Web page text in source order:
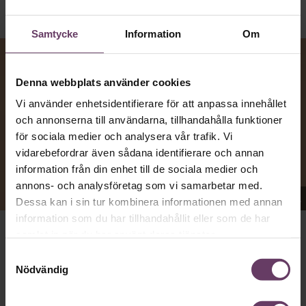
Samtycke Information Om
Denna webbplats använder cookies
Vi använder enhetsidentifierare för att anpassa innehållet
och annonserna till användarna, tillhandahålla funktioner
för sociala medier och analysera vår trafik. Vi
vidarebefordrar även sådana identifierare och annan
information från din enhet till de sociala medier och
annons- och analysföretag som vi samarbetar med.
Dessa kan i sin tur kombinera informationen med annan
information som du har tillhandahållit eller som de har
Nödvändig
Appen Sinceerly imiterar vd:ars kortfattade språk.
mejl från främlingar. Men studenten
Ben Horwitzpå
Harvard Business School kom på ett trick: Han skapade